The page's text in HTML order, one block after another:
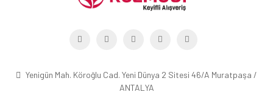
Yenigün Mah. Köroğlu Cad. Yeni Dünya 2 Sitesi 46/A Muratpaşa /
ANTALYA